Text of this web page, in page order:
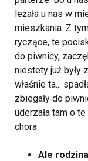
leżała u nas w
mieszkania. Z
ryczące, te
do piwnicy,
niestety już były
właśnie ta...
zbiegały do
uderzała tam o
chora.
Ale